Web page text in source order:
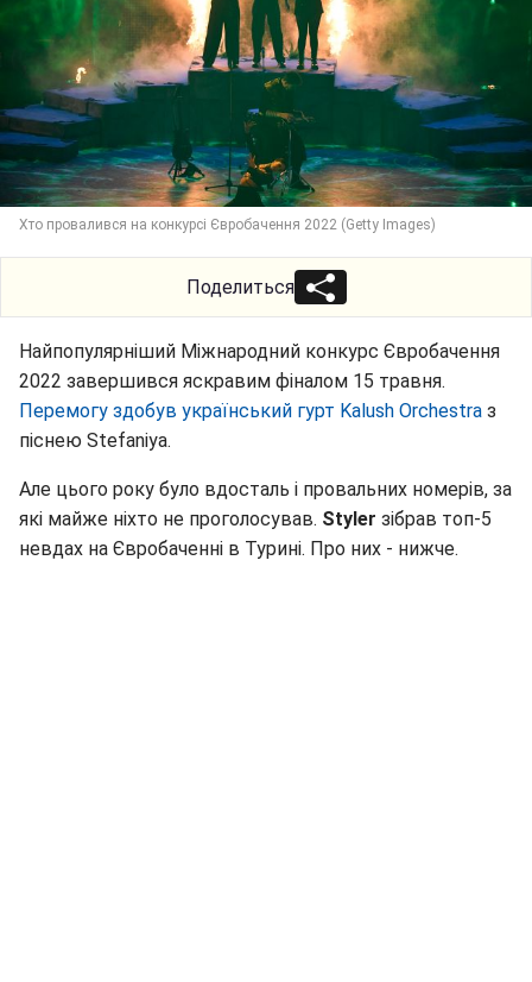
Хто провалився на конкурсі Євробачення 2022 (Getty Images)
Поделиться
Найпопулярніший Міжнародний конкурс Євробачення
2022 завершився яскравим фіналом 15 травня.
Перемогу здобув український гурт Kalush Orchestra з
піснею Stefaniya.
Але цього року було вдосталь і провальних номерів, за
які майже ніхто не проголосував. Styler зібрав топ-5
невдах на Євробаченні в Турині. Про них - нижче.